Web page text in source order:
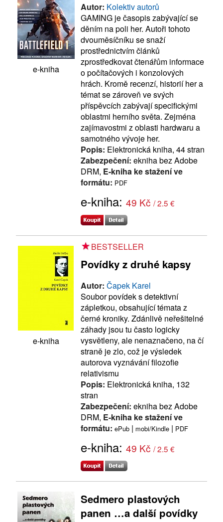
e-kniha
Autor: Kolektiv autorů
GAMING je časopis zabývající se
děním na poli her. Autoři tohoto
dvouměsíčníku se snaží
prostřednictvím článků
zprostředkovat čtenářům informace
o počítačových i konzolových
hrách. Kromě recenzí, historií her a
témat se zároveň ve svých
příspěvcích zabývají specifickými
oblastmi herního světa. Zejména
zajímavostmi z oblasti hardwaru a
samotného vývoje her.
Popis: Elektronická kniha, 44 stran
Zabezpečení: ekniha bez Adobe
DRM, E-kniha ke stažení ve
formátu: PDF
e-kniha: 49 Kč / 2.5 €
e-kniha
BESTSELLER
Povídky z druhé kapsy
Autor: Čapek Karel
Soubor povídek s detektivní
zápletkou, obsahující témata z
černé kroniky. Zdánlivě neřešitelné
záhady jsou tu často logicky
vysvětleny, ale nenaznačeno, na čí
straně je zlo, což je výsledek
autorova vyznávání filozofie
relativismu
Popis: Elektronická kniha, 132
stran
Zabezpečení: ekniha bez Adobe
DRM, E-kniha ke stažení ve
formátu: ePub | mobi/Kindle | PDF
e-kniha: 49 Kč / 2.5 €
Sedmero plastových
panen …a další povídky